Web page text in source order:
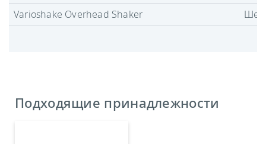
Varioshake Overhead Shaker
Подходящие принадлежности